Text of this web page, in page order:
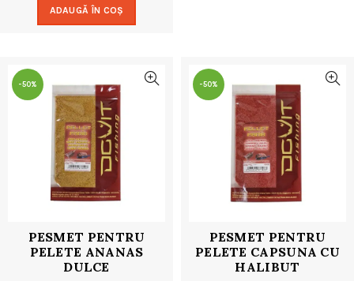
fost:
ADAUGĂ ÎN COȘ
-50%
PESMET PENTRU
PELETE ANANAS
DULCE
-50%
PESMET PENTRU
PELETE CAPSUNA CU
HALIBUT